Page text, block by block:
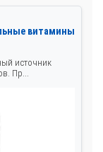
витамины
источник
Пр...